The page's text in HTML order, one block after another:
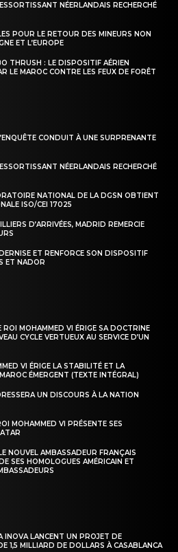
de
MAINTENANT
NÉERLANDAIS RECHERCHÉ
POUR LE RETOUR DES MINEURS NON
ET L’EUROPE
THRUSH : LE DISPOSITIF AÉRIEN
LE MAROC CONTRE LES FEUX DE FORÊT
CONDUIT À UNE SURPRENANTE
NÉERLANDAIS RECHERCHÉ
NATIONAL DE LA DGSN OBTIENT
ISO/CEI 17025
D’ARRIVÉES, MADRID REMERCIE
ET RENFORCE SON DISPOSITIF
ET NADOR
MOHAMMED VI ÉRIGE SA DOCTRINE
CYCLE VERTUEUX AU SERVICE D’UN
VI ÉRIGE LA STABILITÉ ET LA
ÉMERGENT (TEXTE INTÉGRAL)
UN DISCOURS À LA NATION
MOHAMMED VI PRÉSENTE SES
NOUVEL AMBASSADEUR FRANÇAIS
SES HOMOLOGUES AMÉRICAIN ET
INOVA LANCENT UN PROJET DE
1,5 MILLIARD DE DOLLARS À CASABLANCA